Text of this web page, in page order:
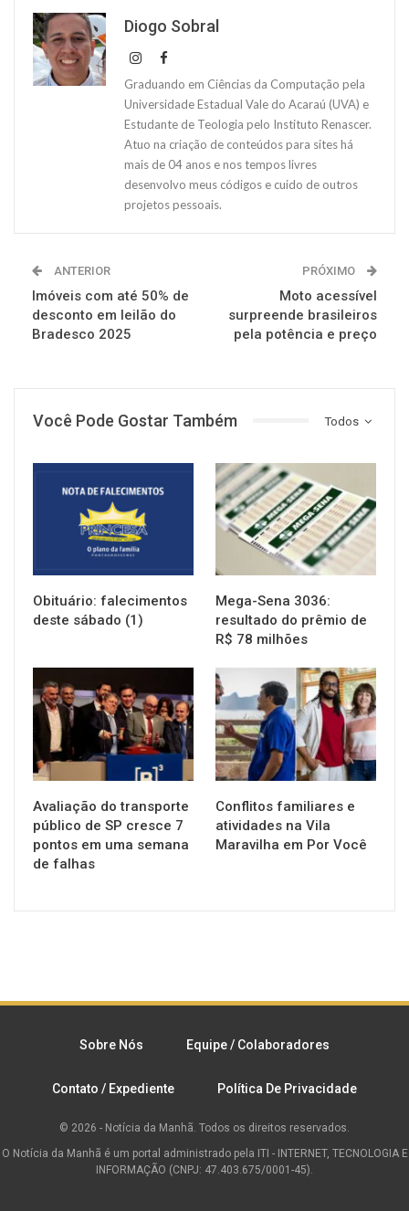
Diogo Sobral
Graduando em Ciências da Computação pela
Universidade Estadual Vale do Acaraú (UVA) e
Estudante de Teologia pelo Instituto Renascer.
Atuo na criação de conteúdos para sites há
mais de 04 anos e nos tempos livres
desenvolvo meus códigos e cuido de outros
projetos pessoais.
ANTERIOR
Imóveis com até 50% de
desconto em leilão do
Bradesco 2025
PRÓXIMO
Moto acessível
surpreende brasileiros
pela potência e preço
Todos
Você Pode Gostar Também
Obituário: falecimentos
deste sábado (1)
NOTÍCIAS
Mega-Sena 3036:
resultado do prêmio de
R$ 78 milhões
NOTÍCIAS
Avaliação do transporte
público de SP cresce 7
pontos em uma semana
de falhas
NOTÍCIAS
Conflitos familiares e
atividades na Vila
Maravilha em Por Você
Sobre Nós Equipe / Colaboradores
Contato / Expediente Política De Privacidade
© 2026 - Notícia da Manhã. Todos os direitos reservados.
O Notícia da Manhã é um portal administrado pela ITI - INTERNET, TECNOLOGIA E
INFORMAÇÃO (CNPJ: 47.403.675/0001-45).